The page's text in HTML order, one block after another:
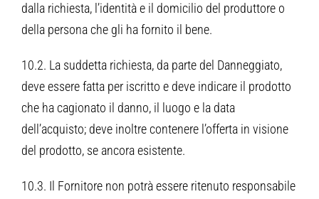
dalla richiesta, l’identità e il domicilio del produttore o
della persona che gli ha fornito il bene.
10.2. La suddetta richiesta, da parte del Danneggiato,
deve essere fatta per iscritto e deve indicare il prodotto
che ha cagionato il danno, il luogo e la data
dell’acquisto; deve inoltre contenere l’offerta in visione
del prodotto, se ancora esistente.
10.3. Il Fornitore non potrà essere ritenuto responsabile